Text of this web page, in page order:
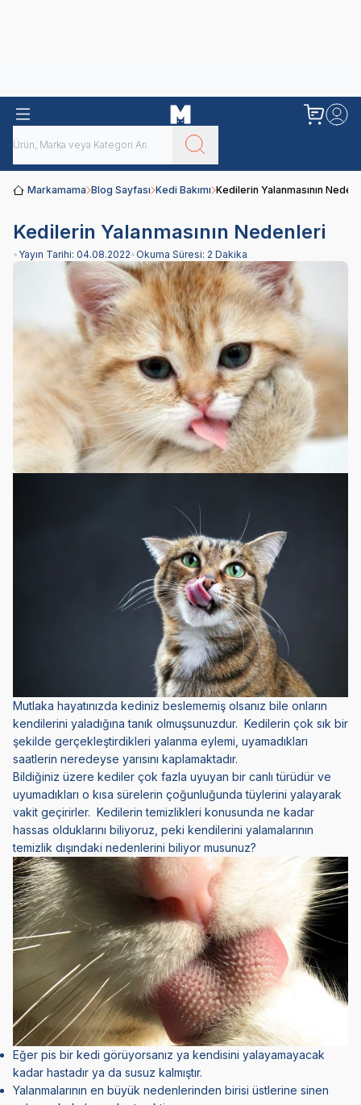
Markamama Blog Sayfası Kedi Bakımı Kedilerin Yalanmasının
Kedilerin Yalanmasının Nedenleri
• Yayın Tarihi: 04.08.2022•Okuma Süresi: 2 Dakika
Mutlaka hayatınızda kediniz beslememiş olsanız bile onların
kendilerini yaladığına tanık olmuşsunuzdur. Kedilerin çok sık bir
şekilde gerçekleştirdikleri yalanma eylemi, uyamadıkları
saatlerin neredeyse yarısını kaplamaktadır.
Bildiğiniz üzere kediler çok fazla uyuyan bir canlı türüdür ve
uyumadıkları o kısa sürelerin çoğunluğunda tüylerini yalayarak
vakit geçirirler. Kedilerin temizlikleri konusunda ne kadar
hassas olduklarını biliyoruz, peki kendilerini yalamalarının
temizlik dışındaki nedenlerini biliyor musunuz?
Eğer pis bir kedi görüyorsanız ya kendisini yalayamayacak
kadar hastadır ya da susuz kalmıştır.
Yalanmalarının en büyük nedenlerinden birisi üstlerine sinen